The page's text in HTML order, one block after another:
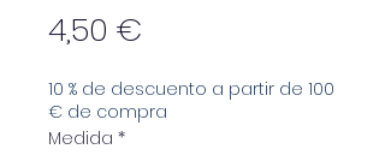
4,50 €
10 % de descuento a partir de 100
€ de compra
Medida *